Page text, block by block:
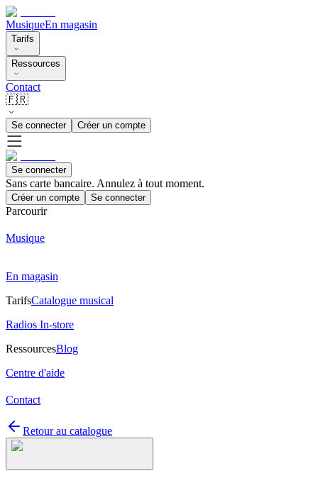
MusiqueEn magasin
Tarifs
Ressources
Contact
🇫🇷
Se connecter Créer un compte
Se connecter
Sans carte bancaire. Annulez à tout moment.
Créer un compte Se connecter
Parcourir
Musique
En magasin
TarifsCatalogue musical
Radios In-store
RessourcesBlog
Centre d'aide
Contact
Retour au catalogue